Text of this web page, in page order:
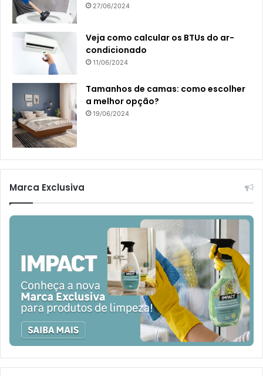
27/06/2024
Veja como calcular os BTUs do ar-
condicionado
11/06/2024
Tamanhos de camas: como escolher
a melhor opção?
19/06/2024
Marca Exclusiva